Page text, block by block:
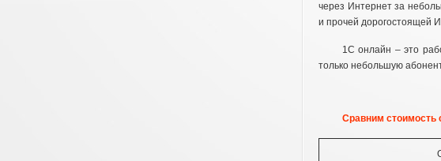
через Интернет за
и прочей дорогостоящей
1С онлайн – это
только небольшую
Сравним стоимость